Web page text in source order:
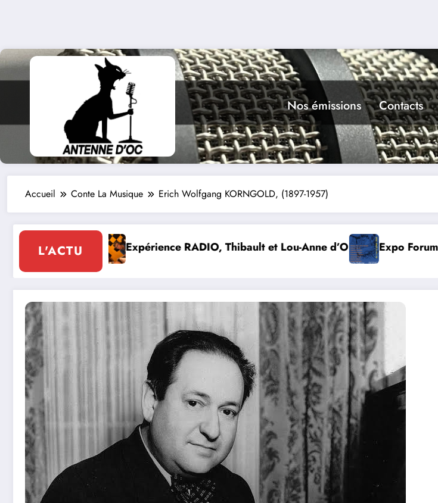
Nos émissions Contacts
Accueil Conte La Musique Erich Wolfgang KORNGOLD, (1897-1957)
L'ACTU
RADIO, Thibault et Lou-Anne d’OlmetoExpo Forum Lotois Art Contemporain 2026